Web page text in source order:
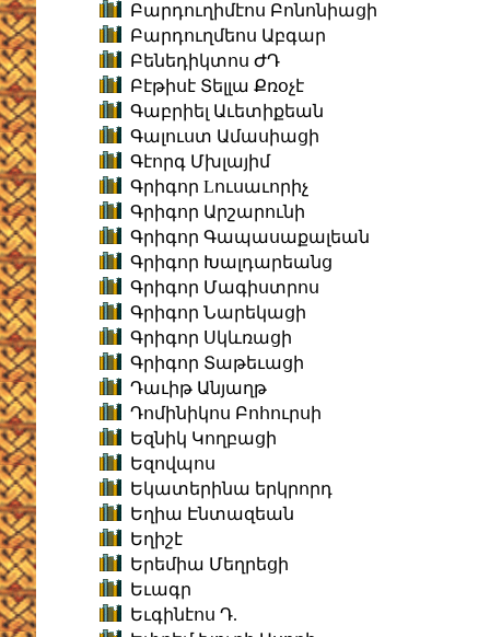
Բարդուղիմէոս Բոնոնիացի
Բարդուղմեոս Աբգար
Բենեդիկտոս ԺԴ
Բէթիսէ Տելլա Քռօչէ
Գաբրիել Աւետիքեան
Գալուստ Ամասիացի
Գէորգ Մխլայիմ
Գրիգոր Lուսաւորիչ
Գրիգոր Արշարունի
Գրիգոր Գապասաքալեան
Գրիգոր Խալդարեանց
Գրիգոր Մագիստրոս
Գրիգոր Նարեկացի
Գրիգոր Սկևռացի
Գրիգոր Տաթեւացի
Դաւիթ Անյաղթ
Դոմինիկոս Բոհուրսի
Եզնիկ Կողբացի
Եզովպոս
Եկատերինա երկրորդ
Եղիա Էնտազեան
Եղիշէ
Երեմիա Մեղրեցի
Եւագր
Եւգինէոս Դ.